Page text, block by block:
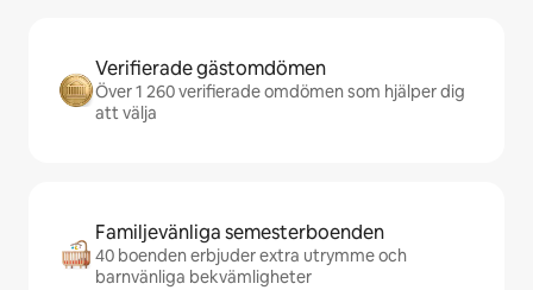
Verifierade gästomdömen
Över 1 260 verifierade omdömen som hjälper dig
att välja
Familjevänliga semesterboenden
40 boenden erbjuder extra utrymme och
barnvänliga bekvämligheter